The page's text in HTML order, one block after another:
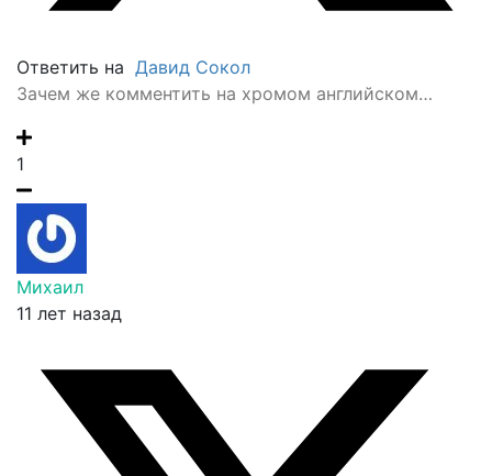
Ответить на Давид Сокол
Зачем же комментить на хромом английском…
1
Михаил
11 лет назад